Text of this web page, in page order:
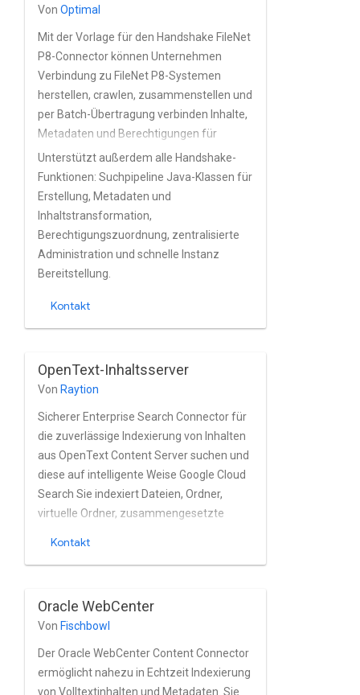
Active Directory und anderen
Verzeichnisdiensten.
Von Optimal
Mit der Vorlage für den Handshake FileNet
P8-Connector können Unternehmen
Verbindung zu FileNet P8-Systemen
herstellen, crawlen, zusammenstellen und
per Batch-Übertragung verbinden Inhalte,
Metadaten und Berechtigungen für
Google Cloud Search. Inhalt wird mithilfe
der nativen FileNet P8 SQL-Filterung
nominiert. Unterstützt vollständige oder
Durchlauf mit Teilindexierung, der als
geplante Jobs ausgeführt und in der
administrativen Handshake-
Benutzeroberfläche.
Unterstützt außerdem alle Handshake-
Funktionen: Suchpipeline Java-Klassen für
Erstellung, Metadaten und
Inhaltstransformation,
Berechtigungszuordnung, zentralisierte
Administration und schnelle Instanz
Bereitstellung.
Kontakt
OpenText-Inhaltsserver
Von Raytion
Sicherer Enterprise Search Connector für
die zuverlässige Indexierung von Inhalten
aus OpenText Content Server suchen und
diese auf intelligente Weise Google Cloud
Search Sie indexiert Dateien, Ordner,
virtuelle Ordner, zusammengesetzte
OpenText-Inhalte werden vom Connector
vollständig unterstützt. Integrierte Nutzer-
und Gruppenverwaltung des Servers
Kontakt
Oracle WebCenter
Von Fischbowl
Der Oracle WebCenter Content Connector
ermöglicht nahezu in Echtzeit Indexierung
von Volltextinhalten und Metadaten. Sie